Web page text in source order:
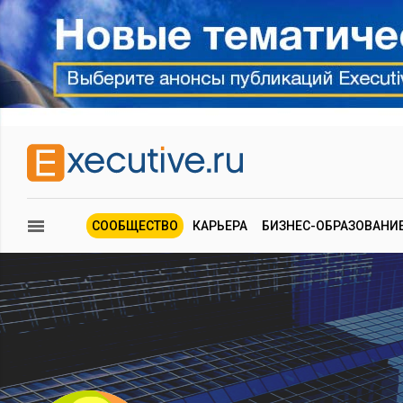
СООБЩЕСТВО КАРЬЕРА БИЗНЕС-